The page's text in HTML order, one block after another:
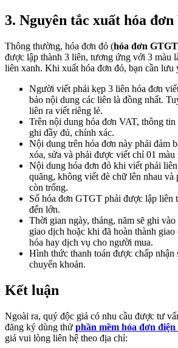
3. Nguyên tắc xuất hóa đơn
Thông thường, hóa đơn đỏ (hóa đơn GTGT
được lập thành 3 liên, tương ứng với 3 màu
liên xanh. Khi xuất hóa đơn đỏ, bạn cần lưu
Người viết phải kẹp 3 liên hóa đơn
bảo nội dung các liên là đồng nhất.
liên ra viết riêng lẻ.
Trên nội dung hóa đơn VAT, thông
ghi đầy đủ, chính xác.
Nội dung trên hóa đơn này phải đảm
xóa, sửa và phải được viết chỉ 01 màu
Nội dung hóa đơn đỏ khi viết phải
quãng, không viết đè chữ lên nhau và
còn trống.
Số hóa đơn GTGT phải được lập liên
đến lớn.
Thời gian ngày, tháng, năm sẽ ghi
giao dịch hoặc khi đã hoàn thành
hóa hay dịch vụ cho người mua.
Hình thức thanh toán được chấp nhận
chuyển khoản.
Kết luận
Ngoài ra, quý độc giả có nhu cầu được tư
đăng ký dùng thử phần mềm hóa đơn
giả vui lòng liên hệ theo địa chỉ: